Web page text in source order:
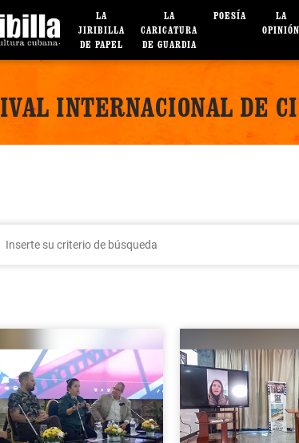
LA
JIRIBILLA
DE PAPEL
LA
CARICATURA
DE GUARDIA
POESÍA
LA
OPINIÓN
INTERNACIONAL DE